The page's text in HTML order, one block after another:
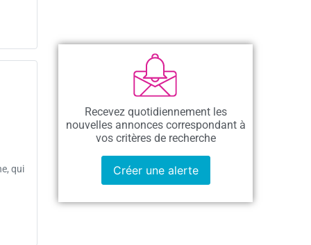
qui
Recevez quotidiennement les
nouvelles annonces correspondant à
vos critères de recherche
Créer une alerte